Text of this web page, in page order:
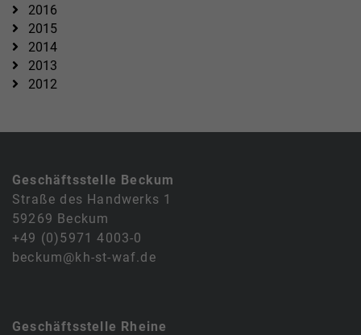
2016
2015
2014
2013
2012
Geschäftsstelle Beckum
Straße des Handwerks 1
59269 Beckum
+49 (0)5971 4003-0
beckum@kh-st-waf.de
Geschäftsstelle Rheine